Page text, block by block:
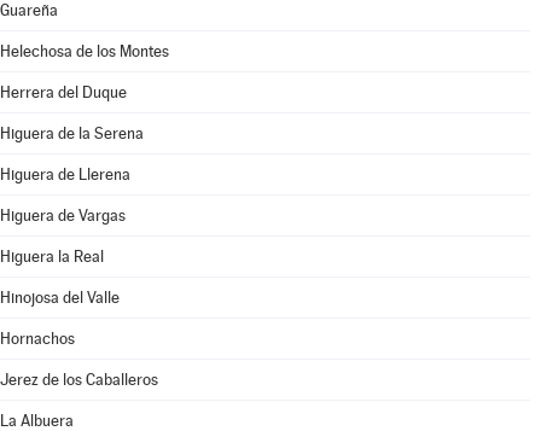
Guareña
Helechosa de los Montes
Herrera del Duque
Higuera de la Serena
Higuera de Llerena
Higuera de Vargas
Higuera la Real
Hinojosa del Valle
Hornachos
Jerez de los Caballeros
La Albuera